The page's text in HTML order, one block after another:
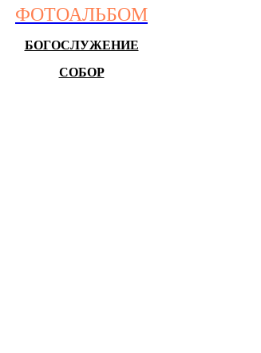
ФОТОАЛЬБОМ
БОГОСЛУЖЕНИЕ
СОБОР